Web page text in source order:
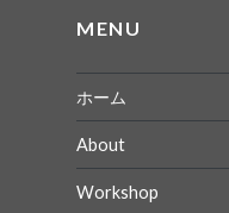
MENU
ホーム
About
Workshop